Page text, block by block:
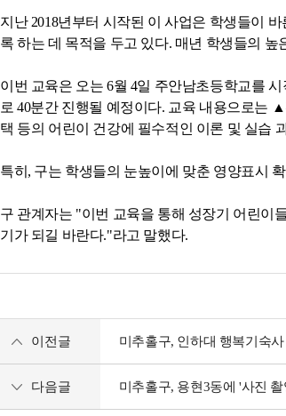
지난 2018년부터 시작된 이 사업은 학생들이
록 하는 데 목적을 두고 있다. 매년 학생들의
이번 교육은 오는 6월 4일 주안남초등학교를
로 40분간 진행될 예정이다. 교육 내용으로
택 등의 어린이 건강에 필수적인 이론 및 실습
특히, 구는 학생들의 눈높이에 맞춘 영양표시
구 관계자는 "이번 교육을 통해 성장기 어린이
기가 되길 바란다."라고 말했다.
이전글 미추홀구, 인하대 행복기숙
다음글 미추홀구, 용현3동에 '사진